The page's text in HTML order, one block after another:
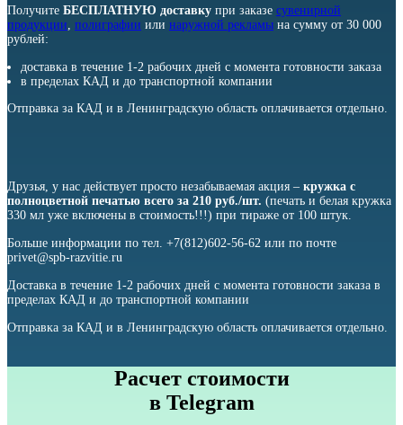
Получите БЕСПЛАТНУЮ доставку при заказе сувенирной
продукции, полиграфии или наружной рекламы на сумму от 30 000
рублей:
доставка в течение 1-2 рабочих дней с момента готовности заказа
в пределах КАД и до транспортной компании
Отправка за КАД и в Ленинградскую область оплачивается отдельно.
Друзья, у нас действует просто незабываемая акция – кружка с
полноцветной печатью всего за 210 руб./шт. (печать и белая кружка
330 мл уже включены в стоимость!!!) при тираже от 100 штук.
Больше информации по тел. +7(812)602-56-62 или по почте
privet@spb-razvitie.ru
Доставка в течение 1-2 рабочих дней с момента готовности заказа в
пределах КАД и до транспортной компании
Отправка за КАД и в Ленинградскую область оплачивается отдельно.
Расчет стоимости
в Telegram